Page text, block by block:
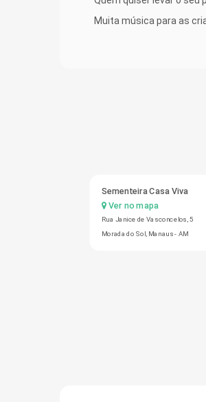
Muita música para as
Sementeira Casa Viva
Ver no mapa
Rua Janice de Vasconcelos, 5
Morada do Sol, Manaus - AM